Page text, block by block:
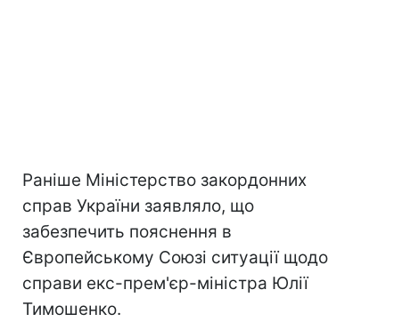
Раніше Міністерство закордонних
справ України заявляло, що
забезпечить пояснення в
Європейському Союзі ситуації щодо
справи екс-прем'єр-міністра Юлії
Тимошенко.